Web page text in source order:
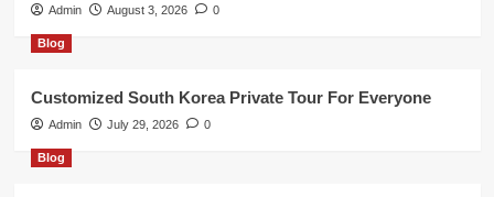
Admin August 3, 2026 0
Blog
Customized South Korea Private Tour For Everyone
Admin July 29, 2026 0
Blog